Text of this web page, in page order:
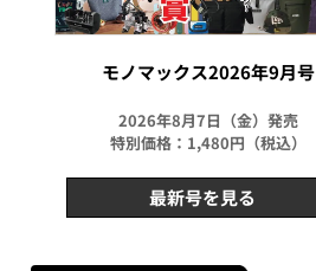
モノマックス2026年9月号
2026年8月7日（金）発売
特別価格：1,480円（税込）
最新号を見る